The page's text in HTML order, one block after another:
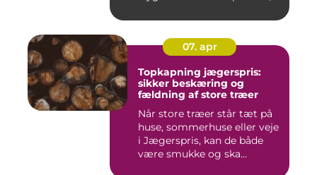
07. apr
Topkapning jægerspris:
sikker beskæring og
fældning af store træer
Når store træer står tæt på
huse, sommerhuse eller veje
i Jægerspris, kan de både
være smukke og ska...